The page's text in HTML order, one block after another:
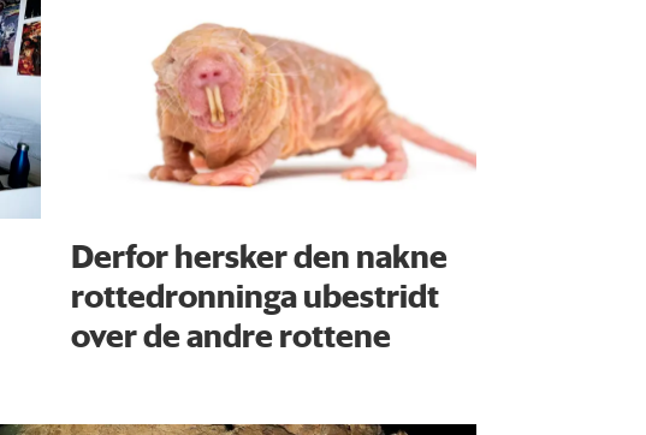
Derfor hersker den nakne
rottedronninga ubestridt
over de andre rottene